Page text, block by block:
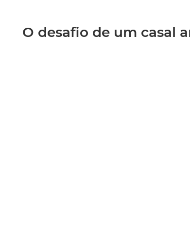
O desafio de um casal